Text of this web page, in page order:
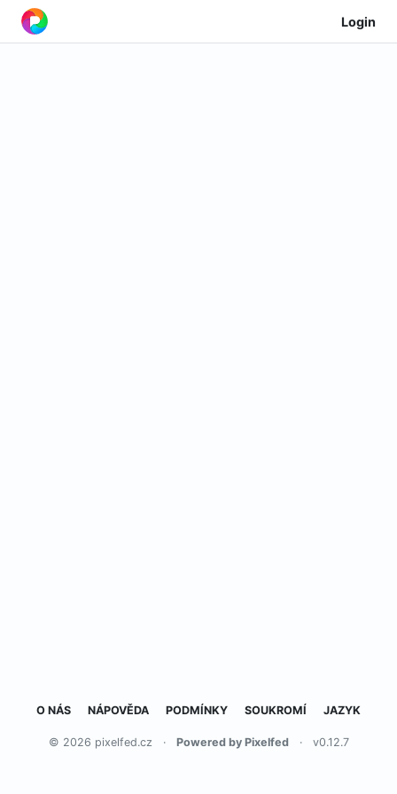
Login
O NÁS NÁPOVĚDA PODMÍNKY SOUKROMÍ JAZYK
© 2026 pixelfed.cz · Powered by Pixelfed · v0.12.7